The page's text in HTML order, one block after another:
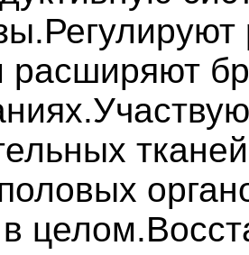
расширяют